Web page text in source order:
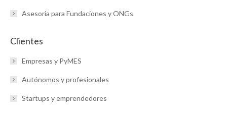
Asesoría para Fundaciones y ONGs
Clientes
Empresas y PyMES
Autónomos y profesionales
Startups y emprendedores